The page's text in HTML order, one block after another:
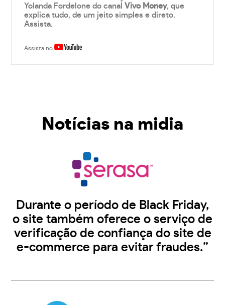
Yolanda Fordelone do canalVivo Money, que
explica tudo, de um jeito simples e direto.
Assista.
Assista no
Notícias na midia
Durante o período de Black Friday,
o site também oferece o serviço de
verificação de confiança do site de
e-commerce para evitar fraudes.”